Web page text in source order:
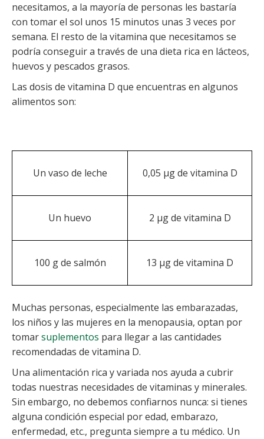
necesitamos, a la mayoría de personas les bastaría
con tomar el sol unos 15 minutos unas 3 veces por
semana. El resto de la vitamina que necesitamos se
podría conseguir a través de una dieta rica en lácteos,
huevos y pescados grasos.
Las dosis de vitamina D que encuentras en algunos
alimentos son:
Un vaso de leche 0,05 µg de vitamina D
Un huevo 2 µg de vitamina D
100 g de salmón 13 µg de vitamina D
Muchas personas, especialmente las embarazadas,
los niños y las mujeres en la menopausia, optan por
tomarsuplementos para llegar a las cantidades
recomendadas de vitamina D.
Una alimentación rica y variada nos ayuda a cubrir
todas nuestras necesidades de vitaminas y minerales.
Sin embargo, no debemos confiarnos nunca: si tienes
alguna condición especial por edad, embarazo,
enfermedad, etc., pregunta siempre a tu médico. Un